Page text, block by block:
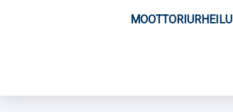
MOOTTORIURHEILU